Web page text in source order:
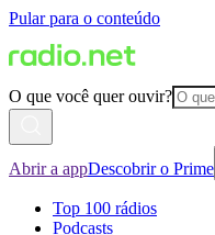
Pular para o conteúdo
O que você quer ouvir?
Abrir a appDescobrir o Prime
Top 100 rádios
Podcasts